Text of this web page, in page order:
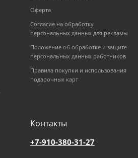
Оферта
Согласие на обработку
персональных данных для рекламы
Положение об обработке и защите
персональных данных работников
Правила покупки и использования
подарочных карт
Контакты
+7-910-380-31-27